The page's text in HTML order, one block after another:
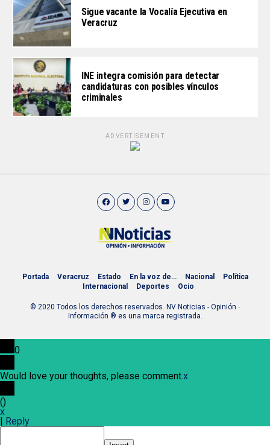
Sigue vacante la Vocalía Ejecutiva en
Veracruz
INE integra comisión para detectar
candidaturas con posibles vínculos
criminales
ADVERTISEMENT
Portada Veracruz Estado En la voz de… Nacional
Política
Internacional
Deportes Ocio
© 2020 Todos los derechos reservados. NV Noticias - Opinión ∙
Información ® es una marca registrada.
0
Would love your thoughts, please comment.x
()
x
Reply